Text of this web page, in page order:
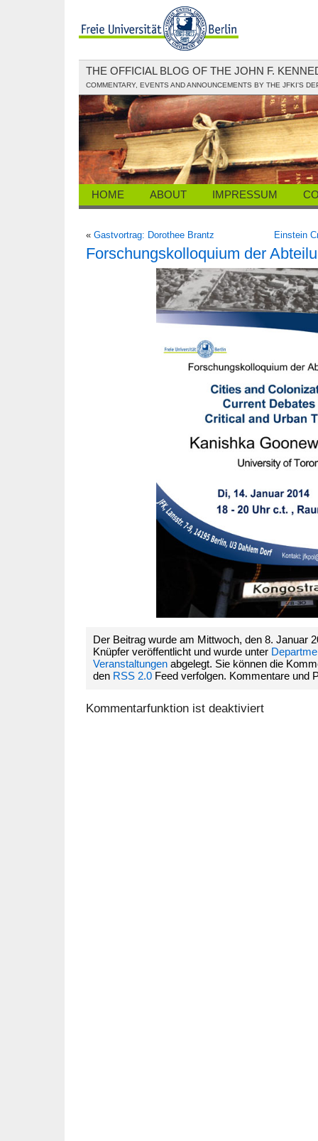
THE OFFICIAL BLOG OF THE JOHN F.
COMMENTARY, EVENTS AND ANNOUNCEMENTS BY THE JFKI'S
HOME ABOUT IMPRESSUM
« Gastvortrag: Dorothee Brantz Einstein
Forschungskolloquium der
Der Beitrag wurde am Mittwoch, den 8. Januar
Knüpfer veröffentlicht und wurde unter
Veranstaltungen abgelegt. Sie können die
den RSS 2.0 Feed verfolgen. Kommentare und
Kommentarfunktion ist deaktiviert